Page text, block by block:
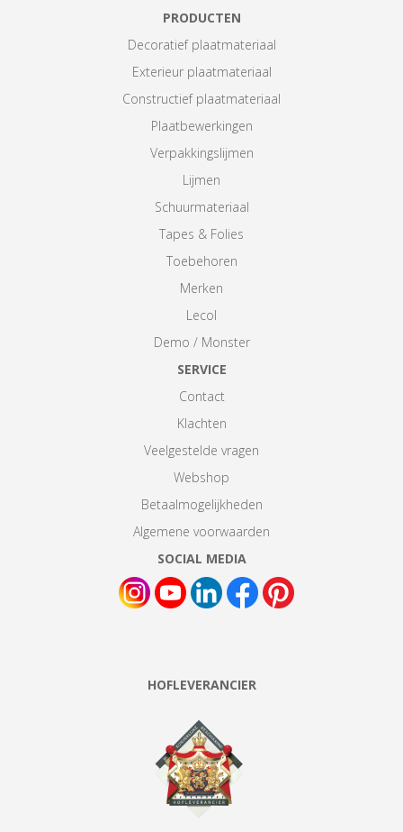
PRODUCTEN
Decoratief plaatmateriaal
Exterieur plaatmateriaal
Constructief plaatmateriaal
Plaatbewerkingen
Verpakkingslijmen
Lijmen
Schuurmateriaal
Tapes & Folies
Toebehoren
Merken
Lecol
Demo / Monster
SERVICE
Contact
Klachten
Veelgestelde vragen
Webshop
Betaalmogelijkheden
Algemene voorwaarden
SOCIAL MEDIA
HOFLEVERANCIER